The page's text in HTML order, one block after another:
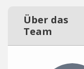
Über das
Team